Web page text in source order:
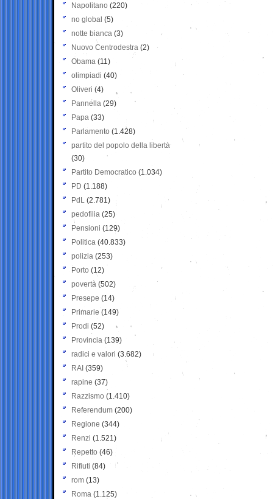
Napolitano (220)
no global (5)
notte bianca (3)
Nuovo Centrodestra (2)
Obama (11)
olimpiadi (40)
Oliveri (4)
Pannella (29)
Papa (33)
Parlamento (1.428)
partito del popolo della libertà
(30)
Partito Democratico (1.034)
PD (1.188)
PdL (2.781)
pedofilia (25)
Pensioni (129)
Politica (40.833)
polizia (253)
Porto (12)
povertà (502)
Presepe (14)
Primarie (149)
Prodi (52)
Provincia (139)
radici e valori (3.682)
RAI (359)
rapine (37)
Razzismo (1.410)
Referendum (200)
Regione (344)
Renzi (1.521)
Repetto (46)
Rifiuti (84)
rom (13)
Roma (1.125)